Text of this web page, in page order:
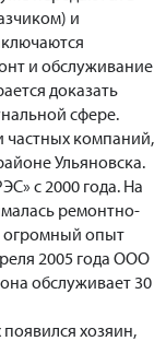
и
и обслуживание
доказать
сфере.
частных компаний,
Ульяновска.
с 2000 года. На
ремонтно-
огромный опыт
2005 года ООО
обслуживает 30
хозяин,